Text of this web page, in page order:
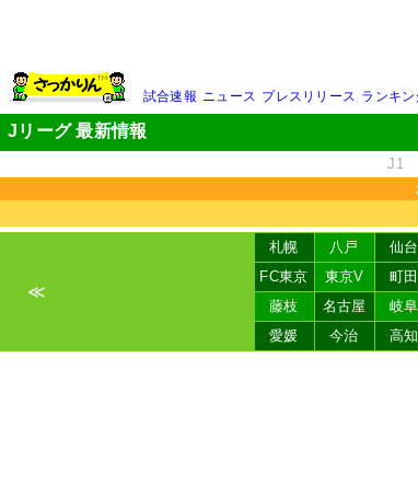
試合速報 ニュース プレスリリース ランキン
Jリーグ 最新情報
J1
≪
札幌 八戸 仙台
FC東京
東京V 町田
藤枝
名古屋 岐阜
愛媛
今治 高知